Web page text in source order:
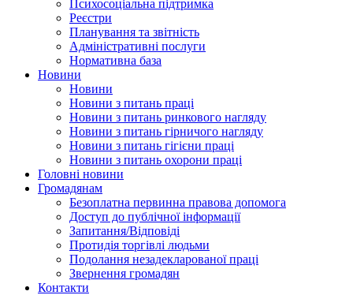
Психосоціальна підтримка
Реєстри
Планування та звітність
Адміністративні послуги
Нормативна база
Новини
Новини
Новини з питань праці
Новини з питань ринкового нагляду
Новини з питань гірничого нагляду
Новини з питань гігієни праці
Новини з питань охорони праці
Головні новини
Громадянам
Безоплатна первинна правова допомога
Доступ до публічної інформації
Запитання/Відповіді
Протидія торгівлі людьми
Подолання незадекларованої праці
Звернення громадян
Контакти